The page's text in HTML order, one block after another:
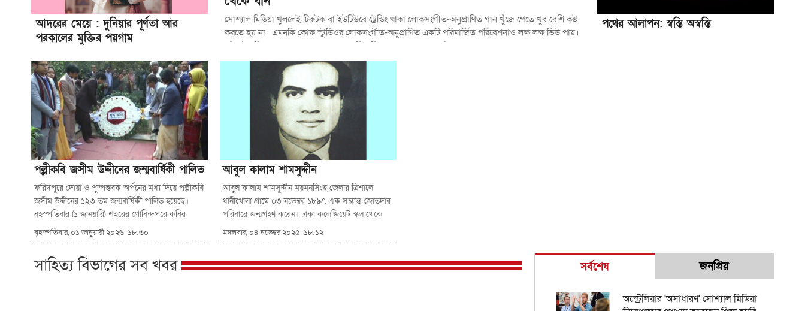
সোশ্যাল মিডিয়া খুললেই টিকটক বা ইউটিউবে ট্রেন্ডিং থাকা লোকসংগীত-অনুপ্রাণিত গান খুঁজে পেতে খুব বেশি কষ্ট
করতে হয় না। এমনকি কোক স্টুডিওর লোকসংগীত-অনুপ্রাণিত একটি পরিমার্জিত পরিবেশনাও লক্ষ লক্ষ ভিউ পায়।
এই ঘটনাটি আমাদের জন্য কোনো অস্বাভাবিক বিষয় নয়; আমরা প্রায়শই লক্ষ্য
আদরের মেয়ে : দুনিয়ার পূর্ণতা আর
পরকালের মুক্তির পয়গাম
পথের আলাপন: স্বস্তি অস্বস্তি
পল্লীকবি জসীম উদ্দীনের জন্মবার্ষিকী পালিত
ফরিদপুরে দোয়া ও পুষ্পস্তবক অর্পনের মধ্য দিয়ে পল্লীকবি
জসীম উদ্দীনের ১২৩ তম জন্মবার্ষিকী পালিত হয়েছে।
বৃহস্পতিবার (১ জানুয়ারি) শহরের গোবিন্দপুরে কবির
পারিবারিক কবরস্থানে কবির কবরে ফুলের শ্রদ্ধা জানান
জসীম ফাউন্ডেশনের সভাপতি ও জেলা প্রশাসক কামরুল
হাসান মোল্যা ও পুলিশ সুপার মো.
বৃহস্পতিবার, ০১ জানুয়ারী ২০২৬ ১৮:৩০
আবুল কালাম শামসুদ্দীন
আবুল কালাম শামসুদ্দীন ময়মনসিংহ জেলার ত্রিশালে
ধানীখোলা গ্রামে ০৩ নভেম্বর ১৮৯৭ এক সম্ভান্ত জোতদার
পরিবারে জন্মগ্রহণ করেন। ঢাকা কলেজিয়েট স্কুল থেকে
১৯১৭ সালে এন্ট্রান্স ও ঢাকা কলেজ থেকে ১৯১৯ সালে
এফএ পাস করে কলকাতা রিপন কলেজে বিএ ক্লাসে ভর্তি
মঙ্গলবার, ০৪ নভেম্বর ২০২৫ ১৮:১২
সাহিত্য বিভাগের সব খবর সর্বশেষ জনপ্রিয়
অস্ট্রেলিয়ার 'অসাধারণ' সোশ্যাল মিডিয়া